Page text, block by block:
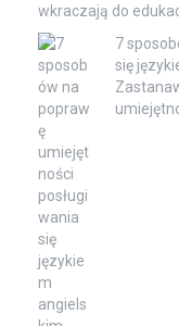
wkraczają do
7
się